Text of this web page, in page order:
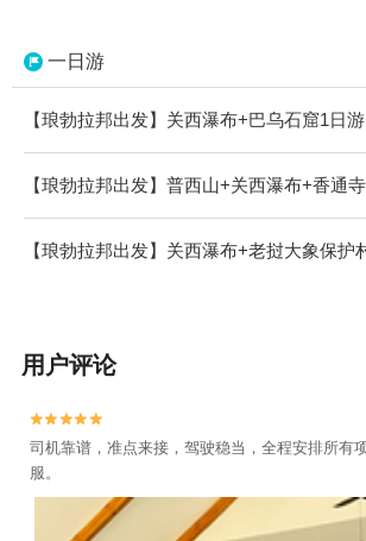
一日游
【琅勃拉邦出发】关西瀑布+巴乌石窟1日游
【琅勃拉邦出发】普西山+关西瀑布+香通
【琅勃拉邦出发】关西瀑布+老挝大象保护
用户评论


司机靠谱，准点来接，驾驶稳当，全程安排所有
服。